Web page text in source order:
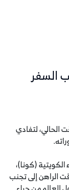
السفر
الحالي، لتفادي
الكويتية (كونا)،
الراهن إلى تجنب